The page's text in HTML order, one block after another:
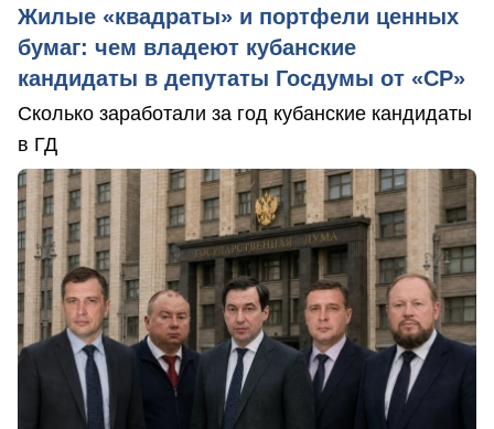
Жилые «квадраты» и портфели ценных
бумаг: чем владеют кубанские
кандидаты в депутаты Госдумы от «СР»
Сколько заработали за год кубанские кандидаты
в ГД